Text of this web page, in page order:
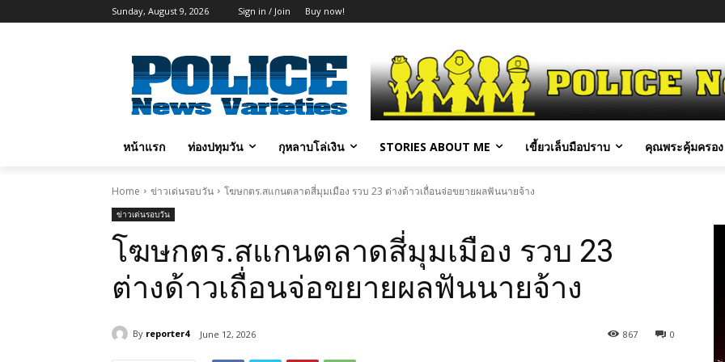
Sunday, August 9, 2026 Sign in / Join Buy now!
หน้าแรก ท่องปทุมวัน กุหลาบโล่เงิน STORIES ABOUT ME เขี้ยวเล็บมือปราบ คุณพระคุ้มครอ
Home ข่าวเด่นรอบวัน โฆษกตร.สแกนตลาดสี่มุมเมือง รวบ 23 ต่างด้าวเถื่อนจ่อขยายผลฟันนายจ้าง
ข่าวเด่นรอบวัน
โฆษกตร.สแกนตลาดสี่มุมเมือง รวบ 23
ต่างด้าวเถื่อนจ่อขยายผลฟันนายจ้าง
By reporter4 June 12, 2026 0
867